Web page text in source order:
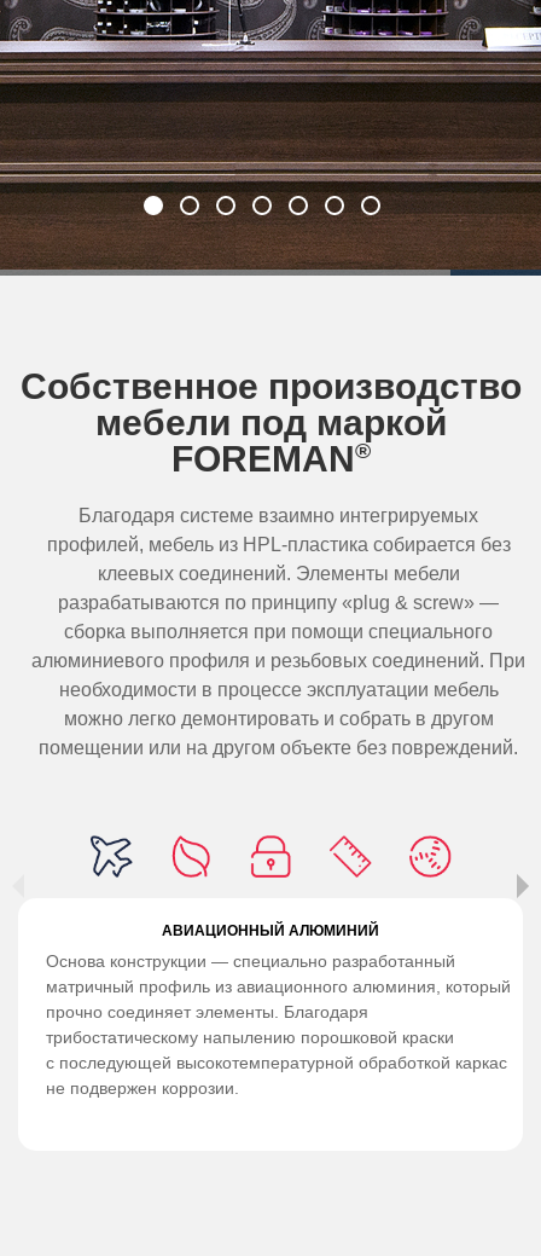
Собственное производство
мебели под маркой
FOREMAN®
Благодаря системе взаимно интегрируемых
профилей, мебель из HPL-пластика собирается без
клеевых соединений. Элементы мебели
разрабатываются по принципу «plug & screw» —
сборка выполняется при помощи специального
алюминиевого профиля и резьбовых соединений. При
необходимости в процессе эксплуатации мебель
можно легко демонтировать и собрать в другом
помещении или на другом объекте без повреждений.
АВИАЦИОННЫЙ АЛЮМИНИЙ
Основа конструкции — специально разработанный
матричный профиль из авиационного алюминия, который
прочно соединяет элементы. Благодаря
трибостатическому напылению порошковой краски
с последующей высокотемпературной обработкой каркас
не подвержен коррозии.